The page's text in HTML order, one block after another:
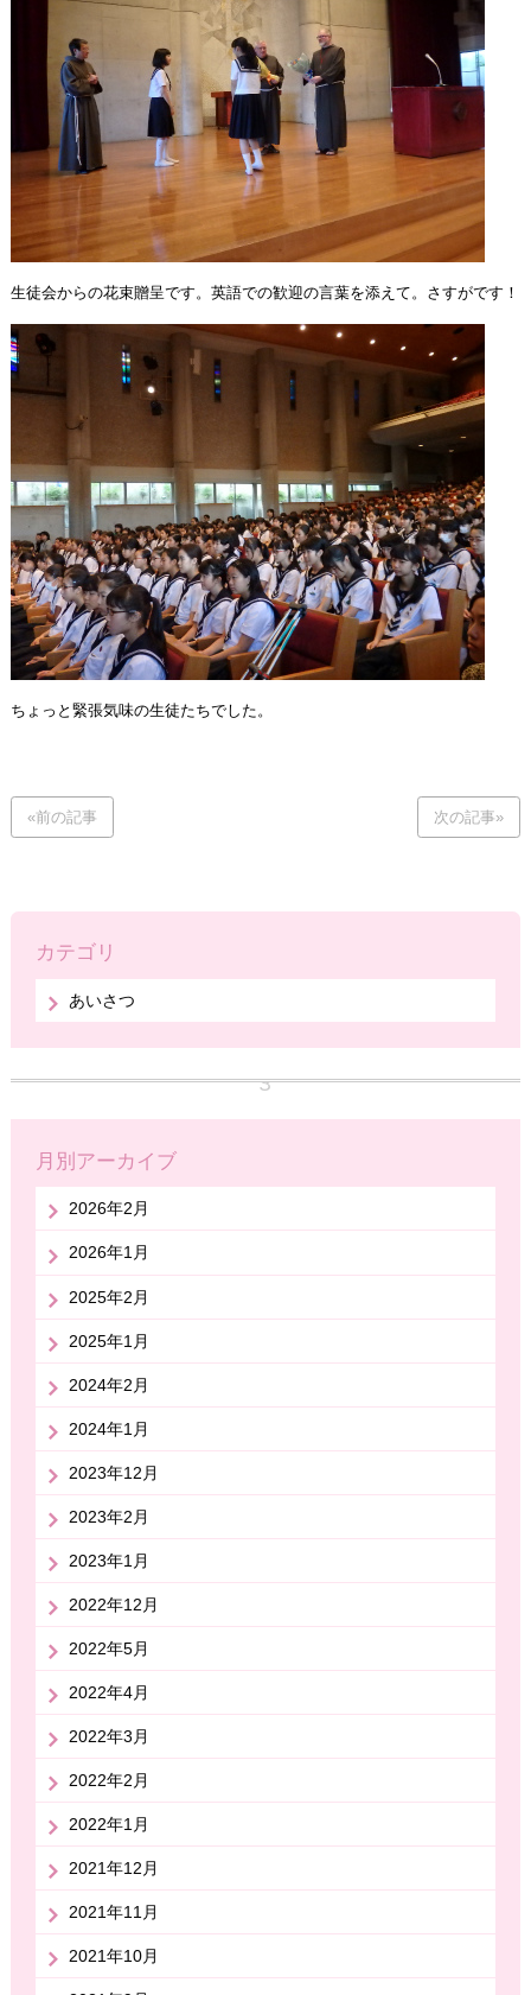
生徒会からの花束贈呈です。英語での歓迎の言葉を添えて。さすがです！
ちょっと緊張気味の生徒たちでした。
«前の記事 次の記事»
カテゴリ
あいさつ
月別アーカイブ
2026年2月
2026年1月
2025年2月
2025年1月
2024年2月
2024年1月
2023年12月
2023年2月
2023年1月
2022年12月
2022年5月
2022年4月
2022年3月
2022年2月
2022年1月
2021年12月
2021年11月
2021年10月